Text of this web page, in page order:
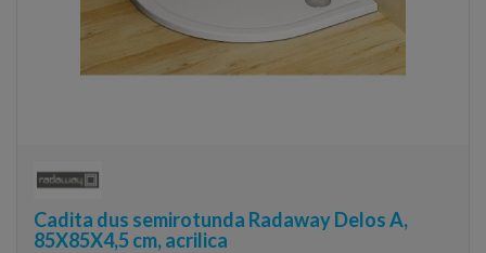
Cadita dus semirotunda Radaway Delos A,
85X85X4,5 cm, acrilica